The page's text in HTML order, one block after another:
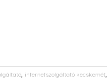
, internetszolgáltató kecskemét,